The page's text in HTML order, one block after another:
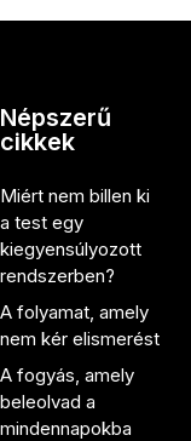
Népszerű
cikkek
Miért nem billen ki
a test egy
kiegyensúlyozott
rendszerben?
A folyamat, amely
nem kér elismerést
A fogyás, amely
beleolvad a
mindennapokba